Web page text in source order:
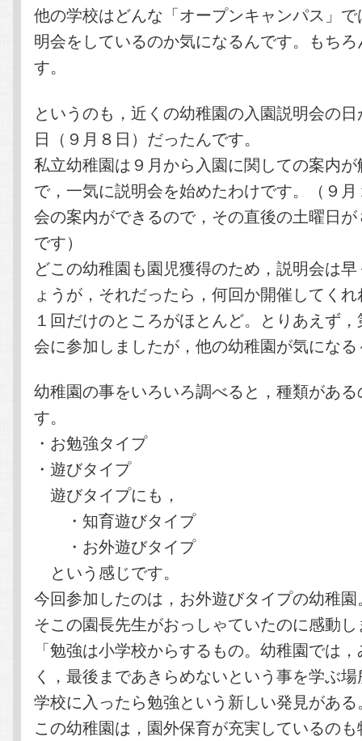
他の学校はどんな「オープンキャンパス」
明会をしているのか気になるんです。もち
す。
というのも，近くの幼稚園の入園説明会の
日（９月８日）だったんです。
私立幼稚園は９月から入園に関しての案内
で，一気に説明会を始めたわけです。（９
会の案内ができるので，その直後の土曜日
です）
どこの幼稚園も園児獲得のため，説明会は
ょうが，それだったら，何回か開催してく
１回だけのところがほとんど。とりあえず
会に参加しましたが，他の幼稚園が気になる
幼稚園の事をいろいろ調べると，種類があ
す。
・お勉強タイプ
・遊びタイプ
遊びタイプにも，
・知育遊びタイプ
・お外遊びタイプ
という感じです。
今回参加したのは，お外遊びタイプの幼稚園
そこの園長先生がおっしゃていたのに感動
「勉強は小学校からするもの。幼稚園では
く，最後まであきらめないという事を学ぶ
学校に入ったら勉強という新しい発見がある
この幼稚園は，園外保育が充実しているの